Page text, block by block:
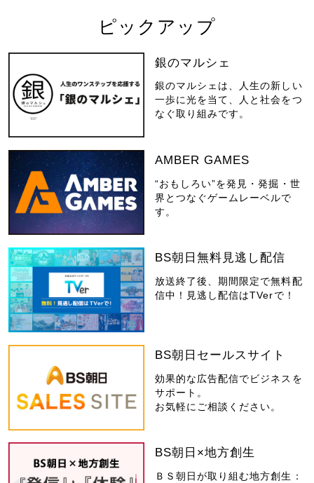
ピックアップ
銀のマルシェ
銀のマルシェは、人生の新しい
一歩に光を当て、人と社会をつ
なぐ取り組みです。
AMBER GAMES
“おもしろい”を発見・発掘・世
界とつなぐゲームレーベルで
す。
BS朝日無料見逃し配信
放送終了後、期間限定で無料配
信中！見逃し配信はTVerで！
BS朝日セールスサイト
効果的な広告配信でビジネスを
サポート。
お気軽にご相談ください。
BS朝日×地方創生
ＢＳ朝日が取り組む地方創生：